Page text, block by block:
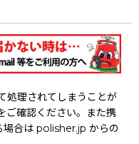
処理されてしまうことが
ご確認ください。また携
場合は polisher.jp からの